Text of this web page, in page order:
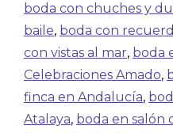
boda con chuches y
baile, boda con
con vistas al mar, boda
Celebraciones Amado,
finca en Andalucía,
Atalaya, boda en salón